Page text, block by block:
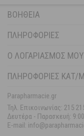
ΒΟΉΘΕΙΑ
ΠΛΗΡΟΦΟΡΊΕΣ
Ο ΛΟΓΑΡΙΑΣΜΌΣ ΜΟΥ
ΠΛΗΡΟΦΟΡΙΕΣ ΚΑΤ/
Parapharmacie.gr
Τηλ. Επικοινωνίας: 215
Δευτέρα - Παρασκευή:
E-mail: